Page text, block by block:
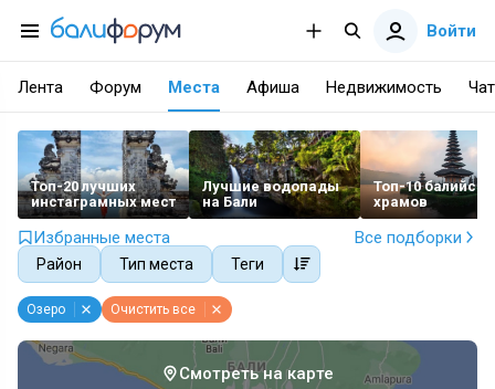
Войти
Лента Форум Места Афиша Недвижимость Чат
Топ-20 лучших
инстаграмных мест
Лучшие водопады
на Бали
Топ-10
храмов
Избранные места Все подборки
Район Тип места Теги
Озеро Очистить все
Смотреть на карте